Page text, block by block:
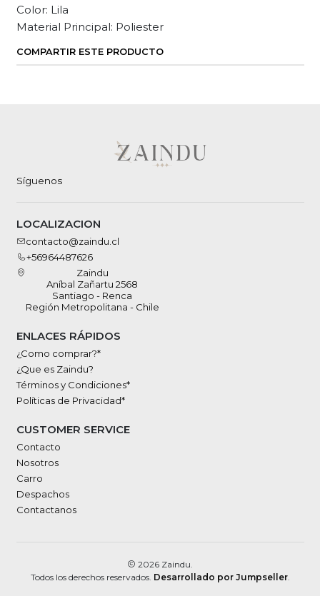
Color: Lila
Material Principal: Poliester
COMPARTIR ESTE PRODUCTO
Síguenos
LOCALIZACION
contacto@zaindu.cl
+56964487626
Zaindu
Aníbal Zañartu 2568
Santiago - Renca
Región Metropolitana - Chile
ENLACES RÁPIDOS
¿Como comprar?*
¿Que es Zaindu?
Términos y Condiciones*
Políticas de Privacidad*
CUSTOMER SERVICE
Contacto
Nosotros
Carro
Despachos
Contactanos
2026 Zaindu.
Todos los derechos reservados. Desarrollado por Jumpseller.